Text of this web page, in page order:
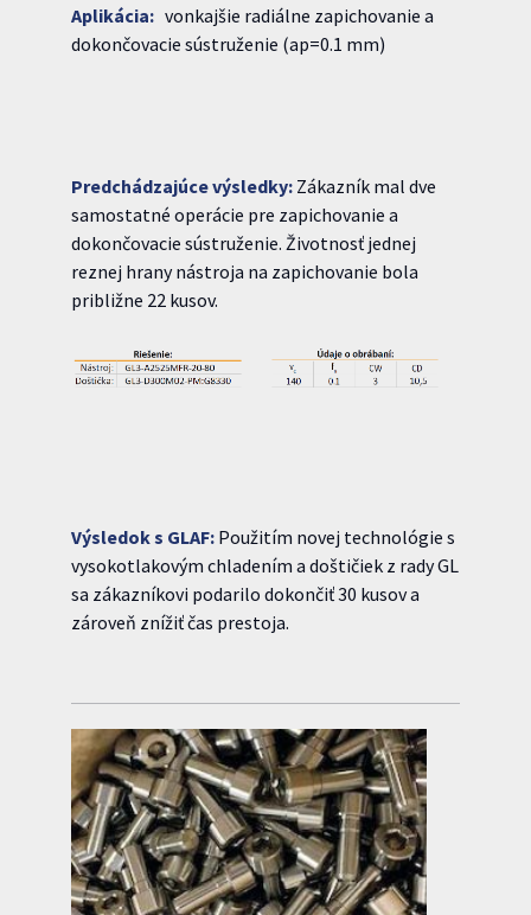
Aplikácia: vonkajšie radiálne zapichovanie a
dokončovacie sústruženie (ap=0.1 mm)
Predchádzajúce výsledky: Zákazník mal dve
samostatné operácie pre zapichovanie a
dokončovacie sústruženie. Životnosť jednej
reznej hrany nástroja na zapichovanie bola
približne 22 kusov.
Výsledok s GLAF: Použitím novej technológie s
vysokotlakovým chladením a doštičiek z rady GL
sa zákazníkovi podarilo dokončiť 30 kusov a
zároveň znížiť čas prestoja.